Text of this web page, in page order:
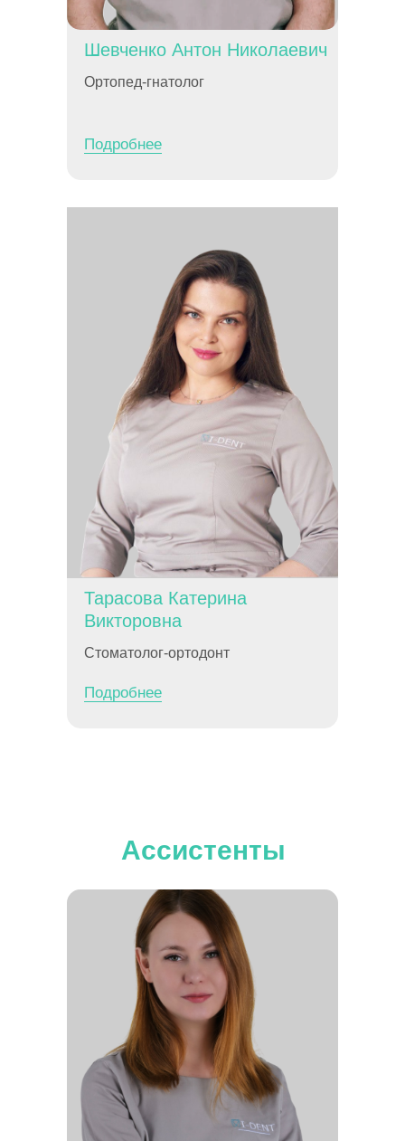
Шевченко Антон Николаевич
Ортопед-гнатолог
Подробнее
Тарасова Катерина
Викторовна
Стоматолог-ортодонт
Подробнее
Ассистенты